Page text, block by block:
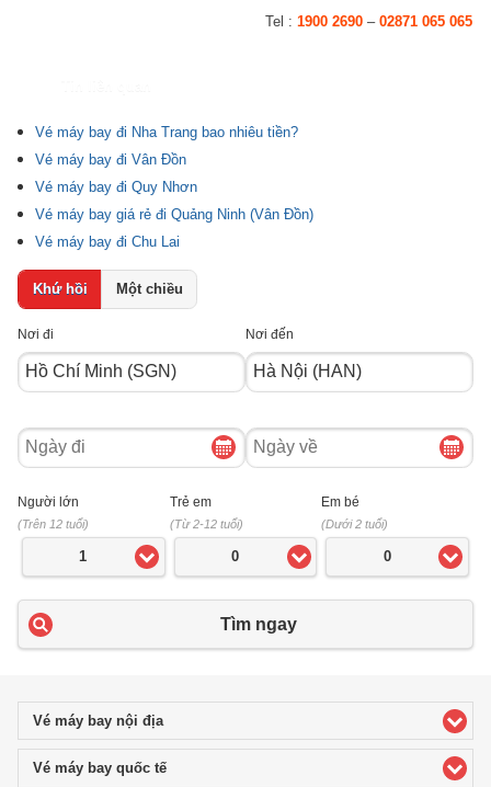
Tel : 1900 2690– 02871 065 065
Vé máy bay đi Nha Trang bao nhiêu tiền?
Vé máy bay đi Vân Đồn
Vé máy bay đi Quy Nhơn
Vé máy bay giá rẻ đi Quảng Ninh (Vân Đồn)
Vé máy bay đi Chu Lai
Khứ hồi Một chiều
Nơi đi Nơi đến
Ngày
đi
Ngày
về
Người lớn
(Trên 12 tuổi)
1
Trẻ em
(Từ 2-12 tuổi)
0
Em bé
(Dưới 2 tuổi)
0
Tìm ngay
Vé máy bay nội địaclick to expand contents
Vé máy bay quốc tếclick to expand contents